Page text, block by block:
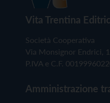
Vita Trentina
Società Cooperativa
Via Monsignor Endrici,
P.IVA e C.F.
Amministrazione